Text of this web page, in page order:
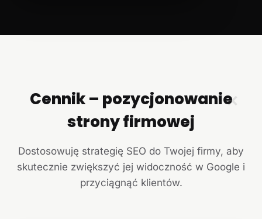
✕
Cennik – pozycjonowanie
strony firmowej
Dostosowuję strategię SEO do Twojej firmy, aby
skutecznie zwiększyć jej widoczność w Google i
przyciągnąć klientów.